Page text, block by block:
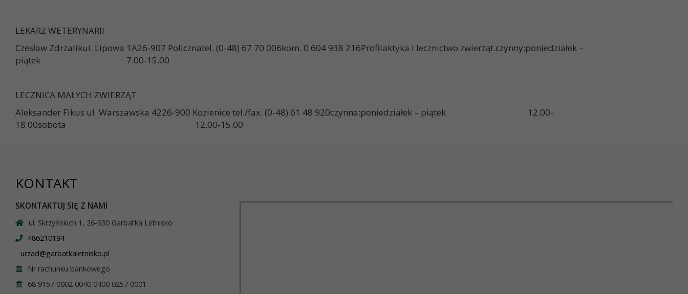
LEKARZ WETERYNARII
Czesław Zdrzalikul. Lipowa 1A26-907 Policznatel. (0-48) 67 70 006kom. 0 604 938 216Profilaktyka i lecznictwo zwierząt.czynny:poniedziałek –
piątek 7.00-15.00
LECZNICA MAŁYCH ZWIERZĄT
Aleksander Fikus ul. Warszawska 4226-900 Kozienice tel./fax. (0-48) 61 48 920czynna:poniedziałek – piątek 12.00-
18.00sobota 12.00-15.00
KONTAKT
SKONTAKTUJ SIĘ Z NAMI
ul. Skrzyńskich 1, 26-930 Garbatka Letnisko
486210194
urzad@garbatkaletnisko.pl
Nr rachunku bankowego
68 9157 0002 0040 0400 0257 0001